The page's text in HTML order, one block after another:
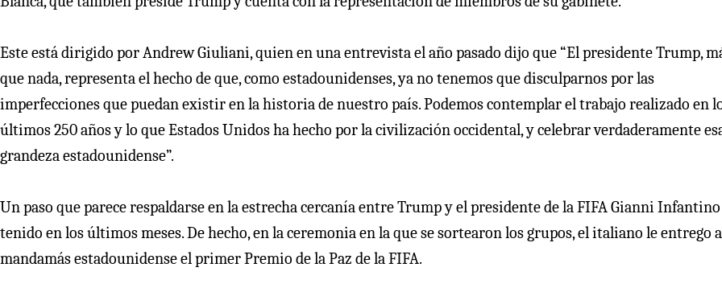
Este está dirigido por Andrew Giuliani, quien en una entrevista el año pasado dijo que “El presidente Trump,
que nada, representa el hecho de que, como estadounidenses, ya no tenemos que disculparnos por las
imperfecciones que puedan existir en la historia de nuestro país. Podemos contemplar el trabajo realizado en
últimos 250 años y lo que Estados Unidos ha hecho por la civilización occidental, y celebrar verdaderamente
grandeza estadounidense”.
Un paso que parece respaldarse en la estrecha cercanía entre Trump y el presidente de la FIFA Gianni
tenido en los últimos meses. De hecho, en la ceremonia en la que se sortearon los grupos, el italiano le entrego
mandamás estadounidense el primer Premio de la Paz de la FIFA.